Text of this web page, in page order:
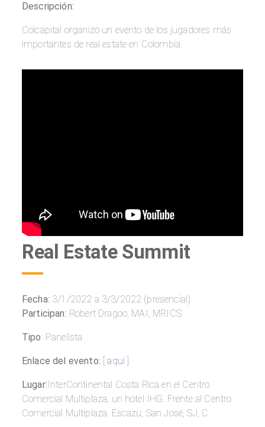
Descripción:
Colcapital organizó un evento de los jugadores más
importantes de real estate en Colombia.
Real Estate Summit
Fecha: 3/1/2022 a 3/3/2022 (presencial)
Participan: Robert Dragoo, MAI, MRICS
Tipo: Panelista
Enlace del evento: [aquí
Lugar: InterContinental Costa Rica en el Centro
Comercial Multiplaza, un hotel IHG. Frente al Centro
Comercial Multiplaza. Escazu, San José, SJ, C